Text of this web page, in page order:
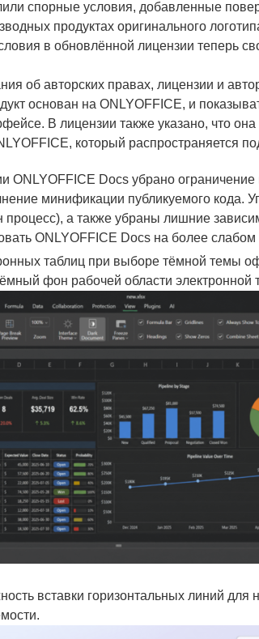
спорные условия, добавленные
продуктах оригинального
в обновлённой лицензии теперь
об авторских правах, лицензии и
основан на ONLYOFFICE, и
В лицензии также указано, что
который распространяется
ONLYOFFICE Docs убрано
минификации публикуемого кода.
а также убраны лишние
ONLYOFFICE Docs на более
таблиц при выборе тёмной темы
фон рабочей области электронной
вставки горизонтальных линий для